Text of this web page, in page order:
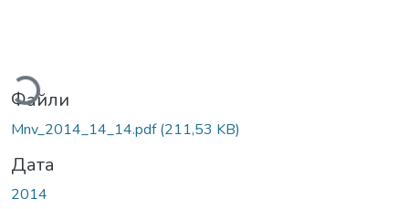
Файли
Mnv_2014_14_14.pdf(211,53 KB)
Дата
2014